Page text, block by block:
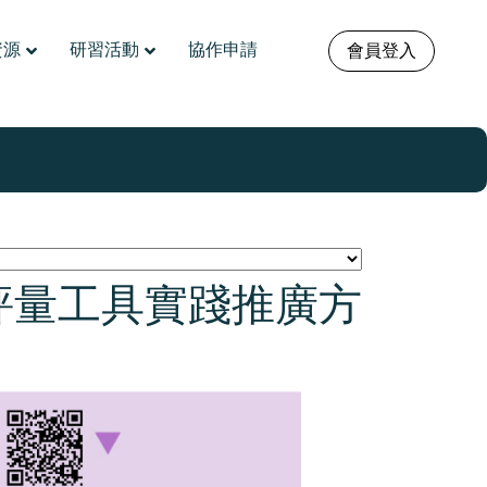
源 研習活動 協作申請 會員登入
工具實踐推廣方